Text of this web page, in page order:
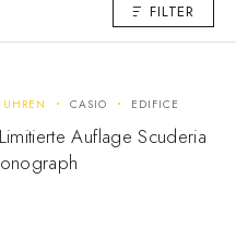
FILTER
UHREN CASIO EDIFICE
Auflage Scuderia